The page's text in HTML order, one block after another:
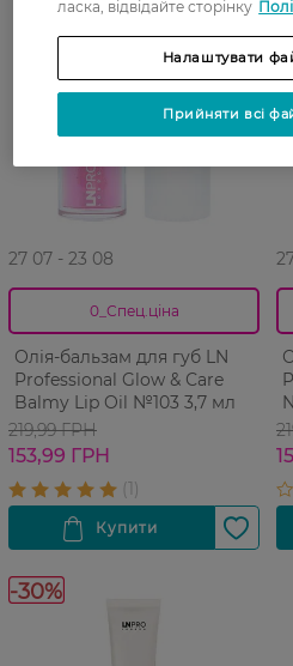
27 07 - 23 08
0_Спец.ціна
Олія-бальзам для губ LN
Professional Glow & Сare
Balmy Lip Oil №103 3,7 мл
219,99 ГРН
153,99 ГРН
-30%
ласка, відвідайте сторінку
Налаштувати
Прийняти всі